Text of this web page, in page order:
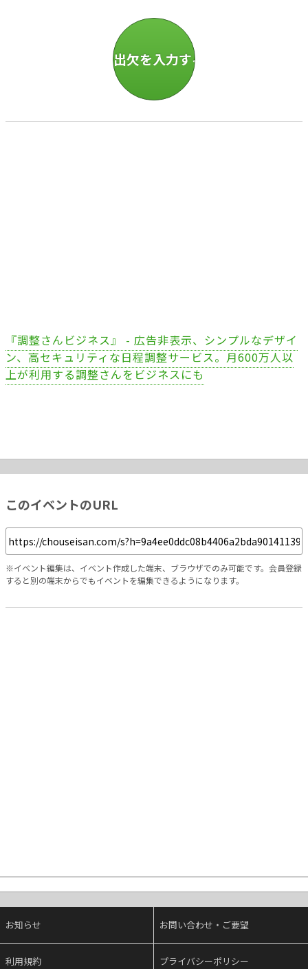
『調整さんビジネス』 - 広告非表示、シンプルなデザイ
ン、高セキュリティな日程調整サービス。月600万人以
上が利用する調整さんをビジネスにも
このイベントのURL
※イベント編集は、イベント作成した端末、ブラウザでのみ可能です。会員登録
すると別の端末からでもイベントを編集できるようになります。
お知らせ お問い合わせ・ご要望
利用規約 プライバシーポリシー